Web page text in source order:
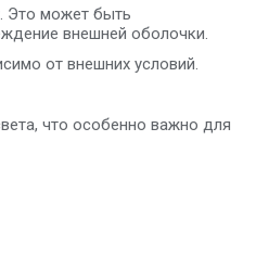
Это может быть
внешней оболочки.
от внешних условий.
что особенно важно для